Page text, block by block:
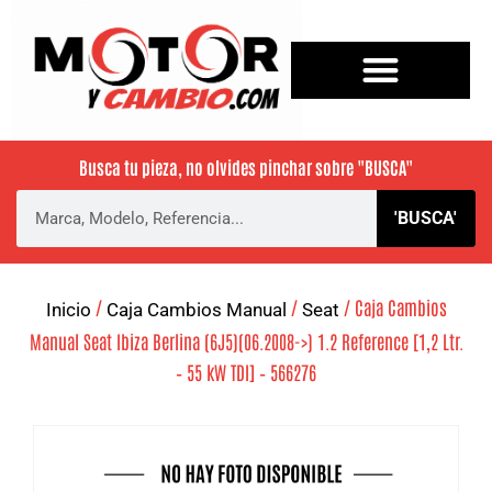
Busca tu pieza, no olvides pinchar sobre "BUSCA"
'BUSCA'
Inicio / Caja Cambios Manual / Seat / Caja Cambios
Manual Seat Ibiza Berlina (6J5)(06.2008->) 1.2 Reference [1,2 Ltr.
– 55 kW TDI] – 566276